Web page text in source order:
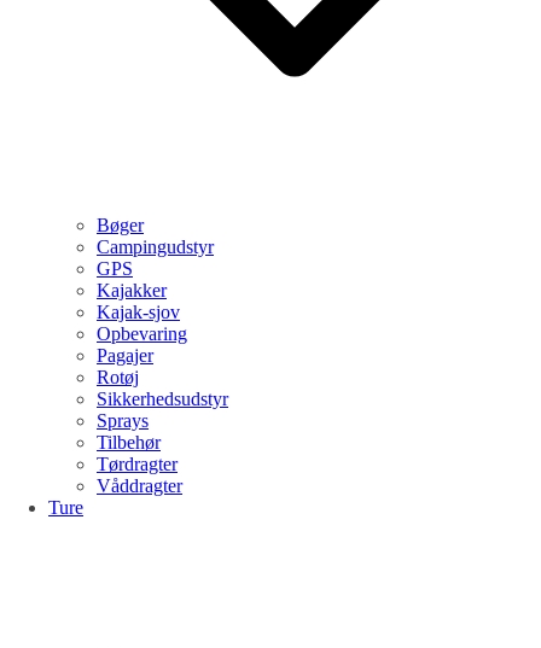
Bøger
Campingudstyr
GPS
Kajakker
Kajak-sjov
Opbevaring
Pagajer
Rotøj
Sikkerhedsudstyr
Sprays
Tilbehør
Tørdragter
Våddragter
Ture